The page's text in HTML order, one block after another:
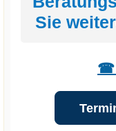
Sie
☎